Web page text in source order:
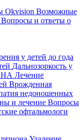
Okvision Возможные
Вопросы и ответы о
у детей до года
Дальнозоркость у
Лечение
Врожденная
недоношенных
и лечение Вопросы
офтальмологи